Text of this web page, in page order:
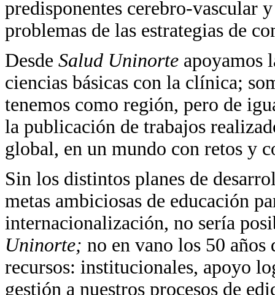
predisponentes cerebro-vascular
problemas de las estrategias de
Desde Salud Uninorte apoyamos
ciencias básicas con la clínica;
tenemos como región, pero de
la publicación de trabajos
global, en un mundo con retos y
Sin los distintos planes de
metas ambiciosas de educación
internacionalización, no sería
Uninorte; no en vano los 50
recursos: institucionales, apoyo
gestión a nuestros procesos de